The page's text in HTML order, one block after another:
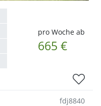
pro Woche ab
665 €
fdj8840